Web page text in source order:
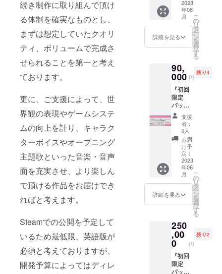
続き制作に取り組んで頂け
る体制を確実なものとし、
まずは想定していたクオリ
ティ、ボリュームで完成さ
せられることを第一と考え
ております。
更に、ご支援によって、世
界観の表現やゲームシステ
ムの向上を計り、キャラク
ターボイスやオープニング
主題歌といった音楽・音声
面を充実させ、より楽しん
で頂ける作品をお届けでき
ればと考えます。
Steamでの公開を予定して
いるため最低限、英語版が
必須と考えておりますが、
開発予算によってはディレ
ディン
グ限定
となり
ます。
ト版※物
品）は
フルカ
ラー
32p・
B6サイ
いま
す。
「キャ
ラク
ターボ
イス」
はゲー
ム登場
キャラ
クター
からの
お礼
メッ
セージ
ボイス
になり
ます。
ネ／ア
ウベル
／クロ
キ／A／
ロリ髑
髏／女
した
ゲーム
ディス
クが封
入され
特別
バー
ジョン
になり
ます。
※武器種
類（剣
／大剣
／レイ
ピア／
槍／斧
／杖／
ナイフ
／弓／
飛び道
から選
択。そ
談） 盾
も同様
に可
能。そ
れ以外
の防具
さい！
（クレ
ジット
はゲー
ムのエ
定資料
集に掲
ま
す。）
（ご支
援の
際、備
考欄
に、掲
載する
お名前
をご記
載くだ
さい。※
著作権
や商標
著名人
等他者
を騙る
誹謗中
傷の
仕様ア
ペンド
ディス
ク お好
みのイ
ベント
それに
基づい
たイベ
ント
シーン
をアペ
ンド
ディス
クのシ
ナリオ
として
作成し
ます。
備考欄
に希望
内容を
記載頂
ンディ
ング終
了後に
こちら
から
メール
2023
年06
月
詳細を見る
こ
の
リ
タ
ー
ン
を
選
択
す
る
90,
000 円
残り4
『初回
限定
パッ
ケージ
版+特
典』
コース
の全内
容+限定
仕様ア
ペンド
ディス
ク お好
みのバ
トルイ
頂き、
それに
基づい
たイベ
ント
シーン
をアペ
支援
者：
0人
お届
け予
定：
2023
年06
月
詳細を見る
こ
の
リ
タ
ー
ン
を
選
択
す
る
250
,00
0 円
残り2
『初回
限定
パッ